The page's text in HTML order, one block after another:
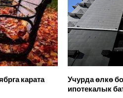
карата Учурда өлкө
ипотекалык